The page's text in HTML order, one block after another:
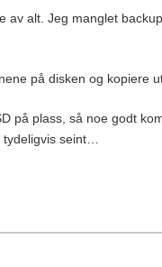
av alt. Jeg manglet
på disken og kopiere
på plass, så noe godt
seint…